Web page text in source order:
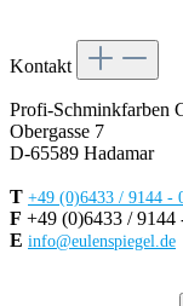
Kontakt
Profi-Schminkfarben
Obergasse 7
D-65589 Hadamar
T +49 (0)6433 / 9144 -
F +49 (0)6433 / 9144
E info@eulenspiegel.de